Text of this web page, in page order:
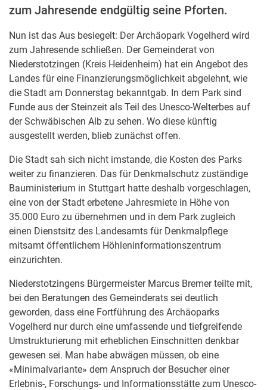
zum Jahresende endgültig seine Pforten.
Nun ist das Aus besiegelt: Der Archäopark Vogelherd wird
zum Jahresende schließen. Der Gemeinderat von
Niederstotzingen (Kreis Heidenheim) hat ein Angebot des
Landes für eine Finanzierungsmöglichkeit abgelehnt, wie
die Stadt am Donnerstag bekanntgab. In dem Park sind
Funde aus der Steinzeit als Teil des Unesco-Welterbes auf
der Schwäbischen Alb zu sehen. Wo diese künftig
ausgestellt werden, blieb zunächst offen.
Die Stadt sah sich nicht imstande, die Kosten des Parks
weiter zu finanzieren. Das für Denkmalschutz zuständige
Bauministerium in Stuttgart hatte deshalb vorgeschlagen,
eine von der Stadt erbetene Jahresmiete in Höhe von
35.000 Euro zu übernehmen und in dem Park zugleich
einen Dienstsitz des Landesamts für Denkmalpflege
mitsamt öffentlichem Höhleninformationszentrum
einzurichten.
Niederstotzingens Bürgermeister Marcus Bremer teilte mit,
bei den Beratungen des Gemeinderats sei deutlich
geworden, dass eine Fortführung des Archäoparks
Vogelherd nur durch eine umfassende und tiefgreifende
Umstrukturierung mit erheblichen Einschnitten denkbar
gewesen sei. Man habe abwägen müssen, ob eine
«Minimalvariante» dem Anspruch der Besucher einer
Erlebnis-, Forschungs- und Informationsstätte zum Unesco-